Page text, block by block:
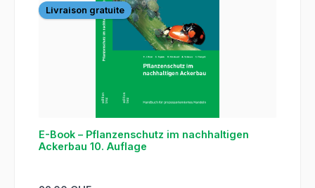
Livraison gratuite
E-Book – Pflanzenschutz im nachhaltigen
Ackerbau 10. Auflage